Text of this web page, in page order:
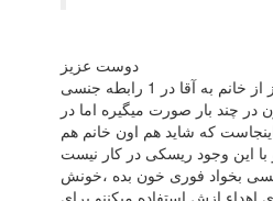
دوست عزیز
باید بدونید که احتمال انتقال ایدز از خانم به آقا در 1 رابطه جنسی
در چند بار صورت میگیره اما در
که شاید هم اون خانم هم
کسی بخواد فوری خون بده ،خونش
اهداء ازش استفاده میکننو برای